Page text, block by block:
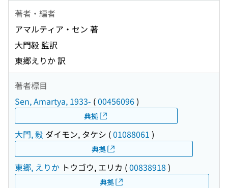
著者・編者
アマルティア・セン 著
大門毅 監訳
東郷えりか 訳
著者標目
Sen, Amartya, 1933- (00456096)
典拠
大門, 毅 ダイモン, タケシ (01088061 )
典拠
東郷, えりか トウゴウ, エリカ (00838918 )
典拠